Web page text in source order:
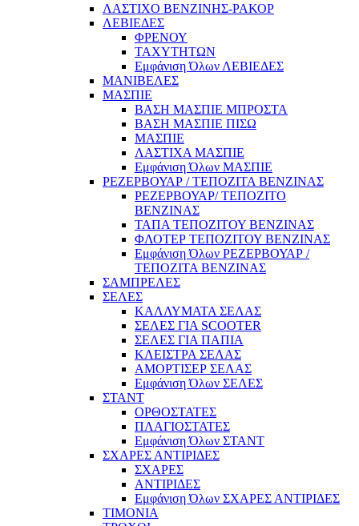
ΛΑΣΤΙΧΟ ΒΕΝΖΙΝΗΣ-ΡΑΚΟΡ
ΛΕΒΙΕΔΕΣ
ΦΡΕΝΟΥ
ΤΑΧΥΤΗΤΩΝ
Εμφάνιση Όλων ΛΕΒΙΕΔΕΣ
ΜΑΝΙΒΕΛΕΣ
ΜΑΣΠΙΕ
ΒΑΣΗ ΜΑΣΠΙΕ ΜΠΡΟΣΤΑ
ΒΑΣΗ ΜΑΣΠΙΕ ΠΙΣΩ
ΜΑΣΠΙΕ
ΛΑΣΤΙΧΑ ΜΑΣΠΙΕ
Εμφάνιση Όλων ΜΑΣΠΙΕ
ΡΕΖΕΡΒΟΥΑΡ / ΤΕΠΟΖΙΤΑ ΒΕΝΖΙΝΑΣ
ΡΕΖΕΡΒΟΥΑΡ/ ΤΕΠΟΖΙΤΟ
ΒΕΝΖΙΝΑΣ
ΤΑΠΑ ΤΕΠΟΖΙΤΟΥ ΒΕΝΖΙΝΑΣ
ΦΛΟΤΕΡ ΤΕΠΟΖΙΤΟΥ ΒΕΝΖΙΝΑΣ
Εμφάνιση Όλων ΡΕΖΕΡΒΟΥΑΡ /
ΤΕΠΟΖΙΤΑ ΒΕΝΖΙΝΑΣ
ΣΑΜΠΡΕΛΕΣ
ΣΕΛΕΣ
ΚΑΛΛΥΜΑΤΑ ΣΕΛΑΣ
ΣΕΛΕΣ ΓΙΑ SCOOTER
ΣΕΛΕΣ ΓΙΑ ΠΑΠΙΑ
ΚΛΕΙΣΤΡΑ ΣΕΛΑΣ
ΑΜΟΡΤΙΣΕΡ ΣΕΛΑΣ
Εμφάνιση Όλων ΣΕΛΕΣ
ΣΤΑΝΤ
ΟΡΘΟΣΤΑΤΕΣ
ΠΛΑΓΙΟΣΤΑΤΕΣ
Εμφάνιση Όλων ΣΤΑΝΤ
ΣΧΑΡΕΣ ΑΝΤΙΡΙΔΕΣ
ΣΧΑΡΕΣ
ΑΝΤΙΡΙΔΕΣ
Εμφάνιση Όλων ΣΧΑΡΕΣ ΑΝΤΙΡΙΔΕΣ
ΤΙΜΟΝΙΑ